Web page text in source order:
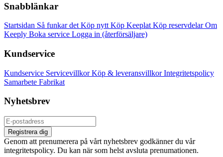
Snabblänkar
Startsidan Så funkar det Köp nytt Köp Keeplat Köp reservdelarOm
Keeply Boka service Logga in (återförsäljare)
Kundservice
Kundservice ServicevillkorKöp & leveransvillkorIntegritetspolicy
Samarbete Fabrikat
Nyhetsbrev
Registrera dig
Genom att prenumerera på vårt nyhetsbrev godkänner du vår
integritetspolicy. Du kan när som helst avsluta prenumationen.